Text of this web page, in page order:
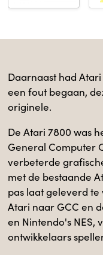
Daarnaast had
een fout begaan,
originele.
De Atari 7800 was
General Computer
verbeterde
met de bestaande
pas laat geleverd
Atari naar GCC en
en Nintendo's NES,
ontwikkelaars